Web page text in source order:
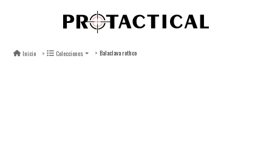
Inicio Colecciones Balaclava rothco